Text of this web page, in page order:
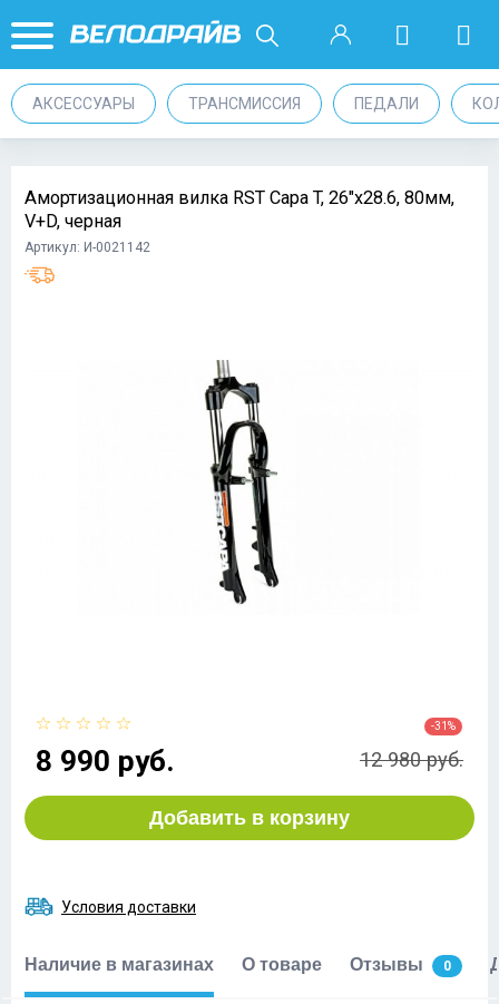
АКСЕССУАРЫ ТРАНСМИССИЯ ПЕДАЛИ
Амортизационная вилка RST Capa T, 26"х28.6, 80мм,
V+D, черная
Артикул: И-0021142
8 990 руб.
-31%
12 980 руб.
Добавить в корзину
Условия доставки
Наличие в магазинах О товаре Отзывы 0